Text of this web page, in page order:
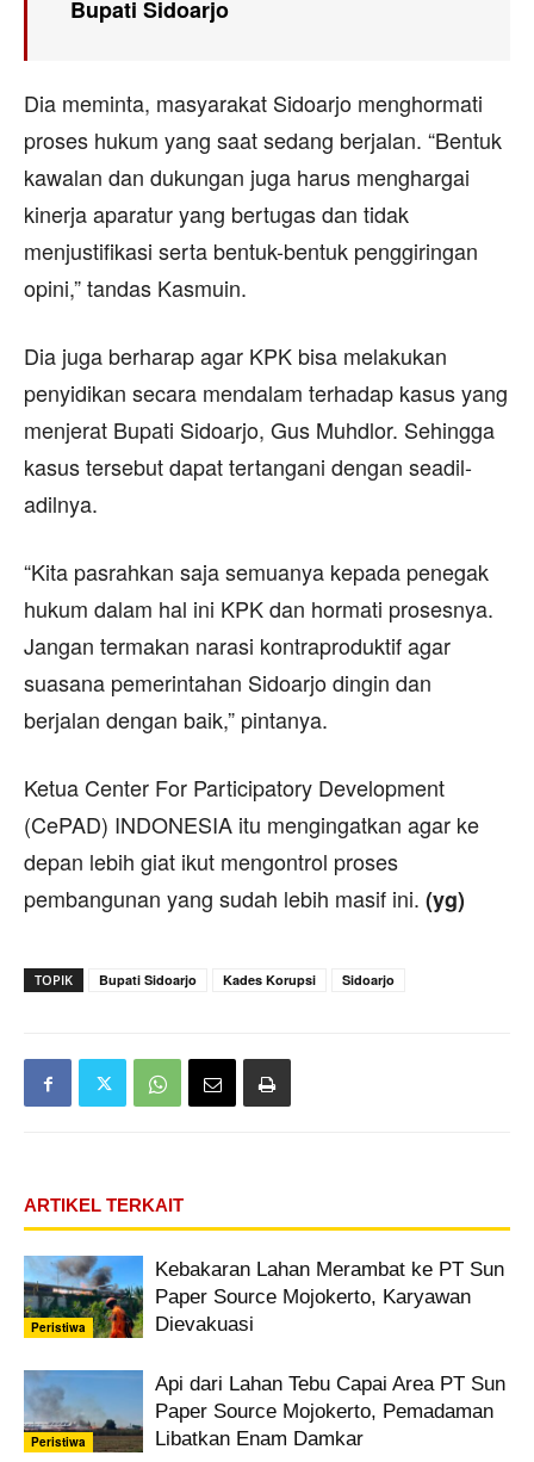
Bupati Sidoarjo
Dia meminta, masyarakat Sidoarjo menghormati
proses hukum yang saat sedang berjalan. “Bentuk
kawalan dan dukungan juga harus menghargai
kinerja aparatur yang bertugas dan tidak
menjustifikasi serta bentuk-bentuk penggiringan
opini,” tandas Kasmuin.
Dia juga berharap agar KPK bisa melakukan
penyidikan secara mendalam terhadap kasus yang
menjerat Bupati Sidoarjo, Gus Muhdlor. Sehingga
kasus tersebut dapat tertangani dengan seadil-
adilnya.
“Kita pasrahkan saja semuanya kepada penegak
hukum dalam hal ini KPK dan hormati prosesnya.
Jangan termakan narasi kontraproduktif agar
suasana pemerintahan Sidoarjo dingin dan
berjalan dengan baik,” pintanya.
Ketua Center For Participatory Development
(CePAD) INDONESIA itu mengingatkan agar ke
depan lebih giat ikut mengontrol proses
pembangunan yang sudah lebih masif ini. (yg)
TOPIK Bupati Sidoarjo Kades Korupsi Sidoarjo
ARTIKEL TERKAIT
Peristiwa
Kebakaran Lahan Merambat ke PT Sun
Paper Source Mojokerto, Karyawan
Dievakuasi
Peristiwa
Api dari Lahan Tebu Capai Area PT Sun
Paper Source Mojokerto, Pemadaman
Libatkan Enam Damkar